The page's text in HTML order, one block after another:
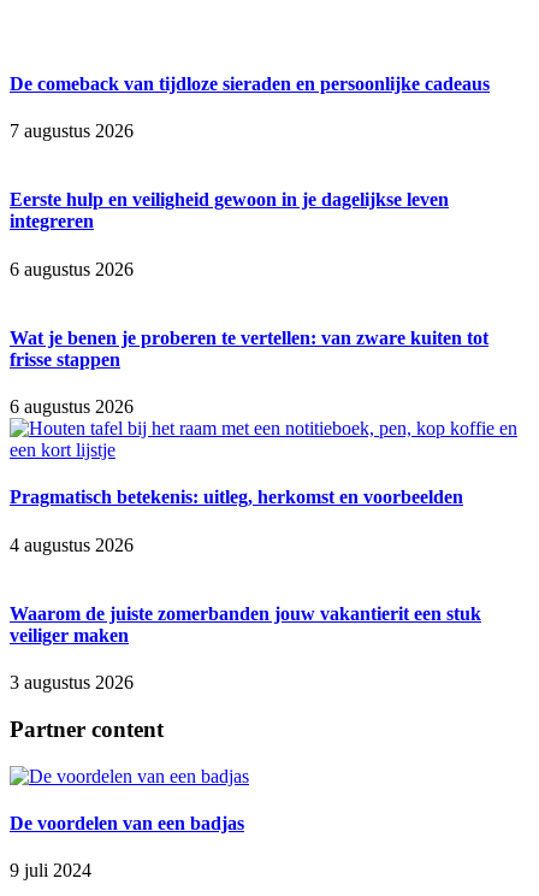
De comeback van tijdloze sieraden en persoonlijke cadeaus
7 augustus 2026
Eerste hulp en veiligheid gewoon in je dagelijkse leven
integreren
6 augustus 2026
Wat je benen je proberen te vertellen: van zware kuiten tot
frisse stappen
6 augustus 2026
Pragmatisch betekenis: uitleg, herkomst en voorbeelden
4 augustus 2026
Waarom de juiste zomerbanden jouw vakantierit een stuk
veiliger maken
3 augustus 2026
Partner content
De voordelen van een badjas
9 juli 2024